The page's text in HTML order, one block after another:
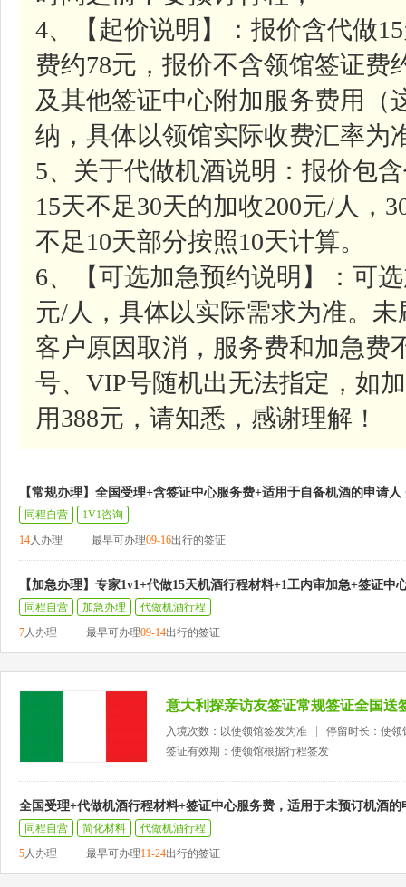
4、【起价说明】：报价含代做
费约78元，报价不含领馆签证费
及其他签证中心附加服务费用（
纳，具体以领馆实际收费汇率为
5、关于代做机酒说明：报价包
15天不足30天的加收200元/人，
不足10天部分按照10天计算。
6、【可选加急预约说明】：可
元/人，具体以实际需求为准。
客户原因取消，服务费和加急费
号、VIP号随机出无法指定，如
用388元，请知悉，感谢理解！
【常规办理】全国受理+含签证中心服务费+适用于自备机酒的申请人
同程自营
1V1咨询
14人办理 最早可办理09-16出行的签证
【加急办理】专家1v1+代做15天机酒行程材料+1工内审加急+签证中
同程自营 加急办理
代做机酒行程
7人办理 最早可办理09-14出行的签证
意大利探亲访友签证常规签证全国送
入境次数：以使领馆签发为准
停留时长：使领
签证有效期：使领馆根据行程签发
全国受理+代做机酒行程材料+签证中心服务费，适用于未预订机酒的
同程自营 简化材料
代做机酒行程
5人办理 最早可办理11-24出行的签证